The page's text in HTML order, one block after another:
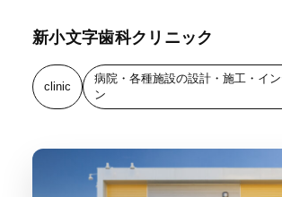
新小文字歯科クリニック
clinic
病院・各種施設の設計・施工・イ
ン